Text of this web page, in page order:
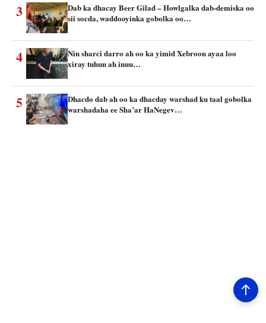
3
Dab ka dhacay Beer Gilad – Howlgalka dab-demiska oo
sii socda, waddooyinka gobolka oo…
4
Nin sharci darro ah oo ka yimid Xebroon ayaa loo
xiray tuhun ah inuu…
5
Dhacdo dab ah oo ka dhacday warshad ku taal gobolka
warshadaha ee Sha’ar HaNegev…